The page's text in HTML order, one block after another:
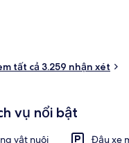
tất cả 3.259 nhận xét
vụ nổi bật
vật nuôi
Đậu xe